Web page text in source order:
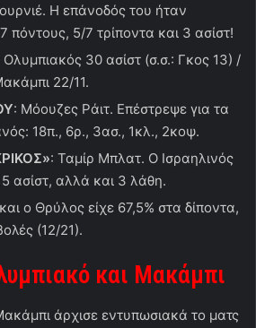
Η επάνοδός του ήταν
πόντους, 5/7 τρίποντα και 3 ασίστ!
30 ασίστ (σ.σ.: Γκος 13) /
22/11.
: Μόουζες Ράιτ. Επέστρεψε για τα
18π., 6ρ., 3ασ., 1κλ., 2κοψ.
: Ταμίρ Μπλατ. Ο Ισραηλινός
ασίστ, αλλά και 3 λάθη.
ο Θρύλος είχε 67,5% στα δίποντα,
(12/21).
και Μακάμπι
άρχισε εντυπωσιακά το ματς